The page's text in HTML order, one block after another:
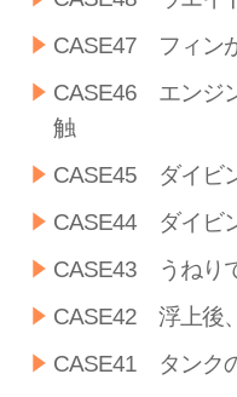
CASE47 フィン
CASE46 エンジ
触
CASE45 ダイビ
CASE44 ダイビ
CASE43 うねり
CASE42 浮上後
CASE41 タンク